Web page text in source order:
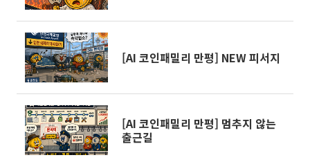
[AI 코인패밀리 만평] NEW 피서지
[AI 코인패밀리 만평] 멈추지 않는
출근길